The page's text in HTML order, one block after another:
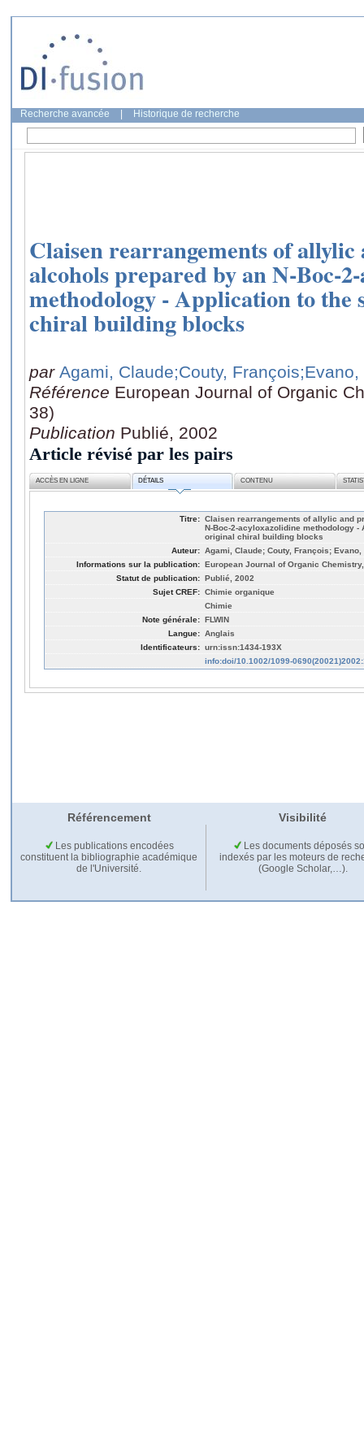
Recherche avancée Historique de recherche
Claisen rearrangements of
alcohols prepared by an N-Boc-
methodology - Application to the
chiral building blocks
par Agami, Claude;Couty, François
Référence European Journal of Organic
38)
Publication Publié, 2002
Article révisé par les pairs
ACCÈS EN LIGNE DÉTAILS CONTENU
Titre: Claisen rearrangements of allylic and
N-Boc-2-acyloxazolidine methodology
original chiral building blocks
Auteur: Agami, Claude; Couty, François;
Informations sur la publication: European Journal of Organic
Statut de publication: Publié, 2002
Sujet CREF: Chimie organique
Chimie
Note générale: FLWIN
Langue: Anglais
Identificateurs: urn:issn:1434-193X
info:doi/10.1002/1099-
Référencement Visibilité
Les publications encodées
constituent la bibliographie académique
de l'Université.
Les documents déposés
indexés par les moteurs de
(Google Scholar,…).